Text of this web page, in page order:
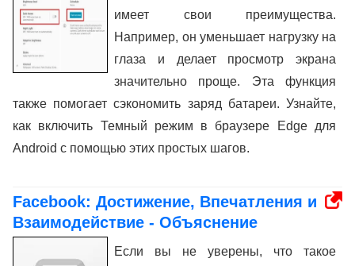
имеет свои преимущества.
Например, он уменьшает нагрузку на
глаза и делает просмотр экрана
значительно проще. Эта функция
также помогает сэкономить заряд батареи. Узнайте,
как включить Темный режим в браузере Edge для
Android с помощью этих простых шагов.
Facebook: Достижение, Впечатления и
Взаимодействие - Объяснение
Если вы не уверены, что такое